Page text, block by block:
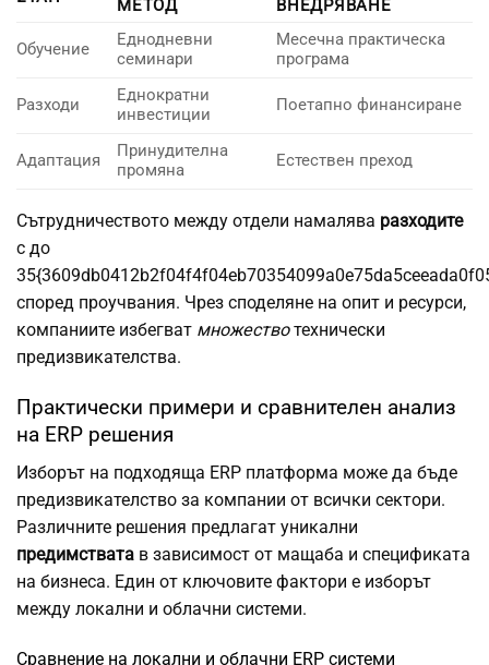
МЕТОД
ВНЕДРЯВАНЕ
Обучение
Еднодневни
семинари
Месечна практическа
програма
Разходи
Еднократни
инвестиции
Поетапно финансиране
Адаптация
Принудителна
промяна
Естествен преход
Сътрудничеството между отдели намалява разходите
с до
според проучвания. Чрез споделяне на опит и ресурси,
компаниите избегват множествотехнически
предизвикателства.
Практически примери и сравнителен анализ
на ERP решения
Изборът на подходяща ERP платформа може да бъде
предизвикателство за компании от всички сектори.
Различните решения предлагат уникални
предимствата в зависимост от мащаба и спецификата
на бизнеса. Един от ключовите фактори е изборът
между локални и облачни системи.
Сравнение на локални и облачни ERP системи